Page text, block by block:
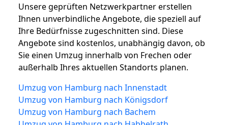
Unsere geprüften Netzwerkpartner erstellen
Ihnen unverbindliche Angebote, die speziell auf
Ihre Bedürfnisse zugeschnitten sind. Diese
Angebote sind kostenlos, unabhängig davon, ob
Sie einen Umzug innerhalb von Frechen oder
außerhalb Ihres aktuellen Standorts planen.
Umzug von Hamburg nach Innenstadt
Umzug von Hamburg nach Königsdorf
Umzug von Hamburg nach Bachem